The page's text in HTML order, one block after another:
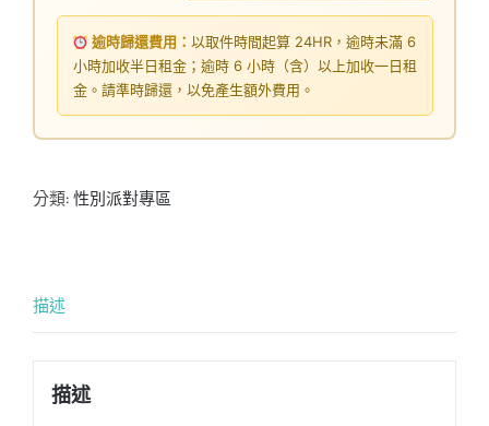
逾時歸還費用：以取件時間起算 24HR，逾時未滿 6
小時加收半日租金；逾時 6 小時（含）以上加收一日租
金。請準時歸還，以免產生額外費用。
分類: 性別派對專區
描述
描述